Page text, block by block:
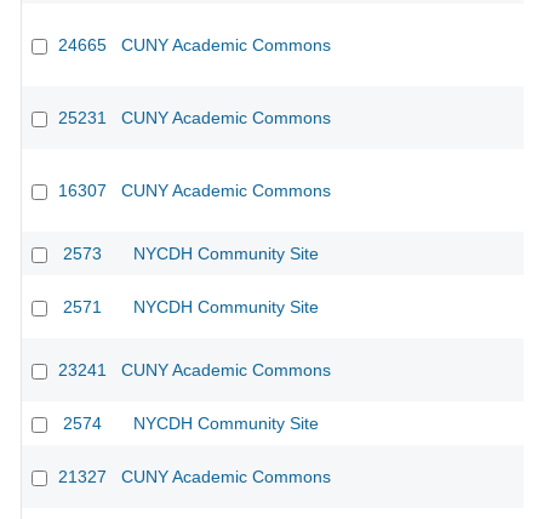
24665 CUNY Academic Commons
25231 CUNY Academic Commons
16307 CUNY Academic Commons
2573 NYCDH Community Site
2571 NYCDH Community Site
23241 CUNY Academic Commons
2574 NYCDH Community Site
21327 CUNY Academic Commons